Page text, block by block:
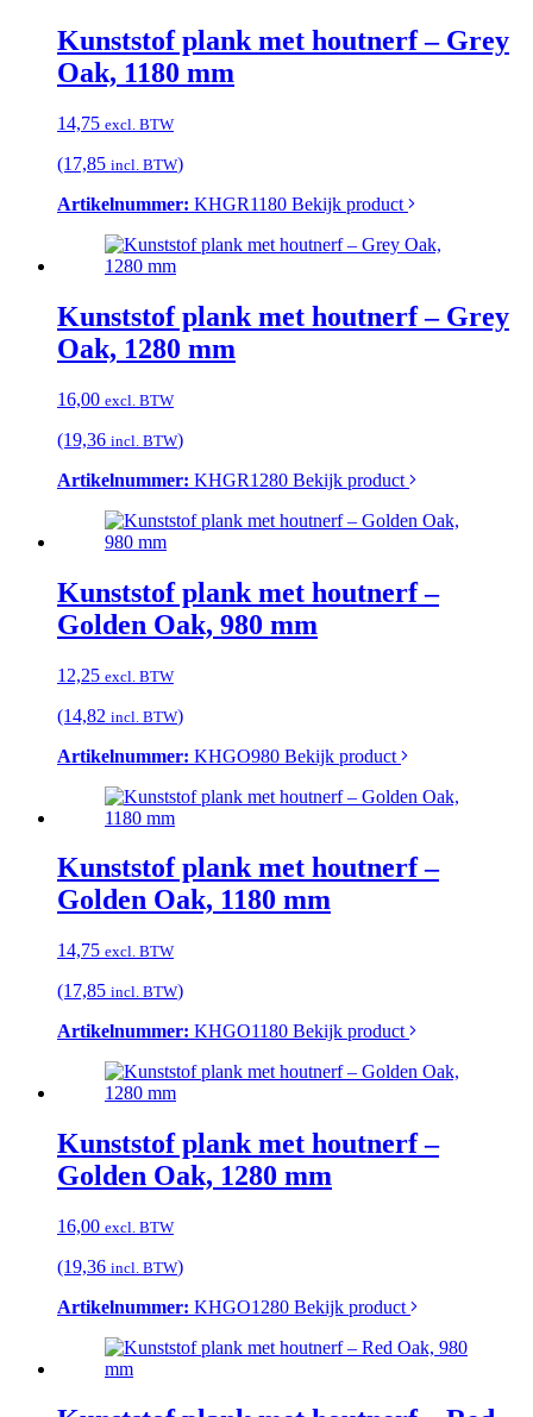
Kunststof plank met houtnerf – Grey
Oak, 1180 mm
14,75 excl. BTW
(17,85 incl. BTW)
Artikelnummer: KHGR1180 Bekijk product
Kunststof plank met houtnerf – Grey
Oak, 1280 mm
16,00 excl. BTW
(19,36 incl. BTW)
Artikelnummer: KHGR1280 Bekijk product
Kunststof plank met houtnerf –
Golden Oak, 980 mm
12,25 excl. BTW
(14,82 incl. BTW)
Artikelnummer: KHGO980 Bekijk product
Kunststof plank met houtnerf –
Golden Oak, 1180 mm
14,75 excl. BTW
(17,85 incl. BTW)
Artikelnummer: KHGO1180 Bekijk product
Kunststof plank met houtnerf –
Golden Oak, 1280 mm
16,00 excl. BTW
(19,36 incl. BTW)
Artikelnummer: KHGO1280 Bekijk product